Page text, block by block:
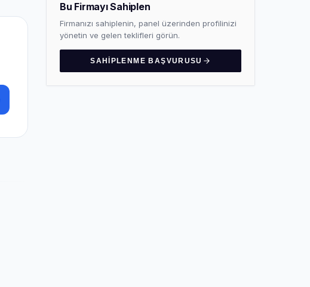
Bu Firmayı Sahiplen
Firmanızı sahiplenin, panel üzerinden profilinizi
yönetin ve gelen teklifleri görün.
SAHIPLENME BAŞVURUSU